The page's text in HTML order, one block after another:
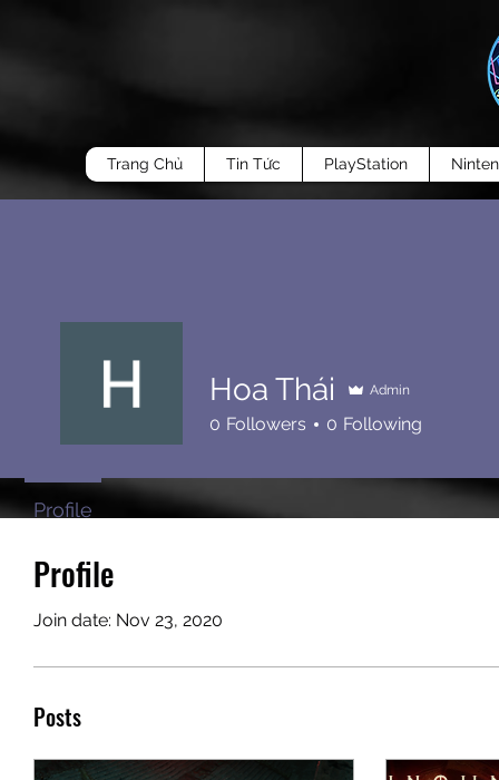
Trang Chủ Tin Tức PlayStation
Profile
Join date: Nov 23, 2020
Posts
Hoa Thái Admin
0 Followers 0 Following
Profile